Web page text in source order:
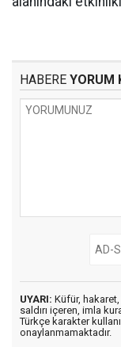
HABERE YORUM
UYARI: Küfür,
saldırı içeren, imla
Türkçe karakter
onaylanmamaktadır.